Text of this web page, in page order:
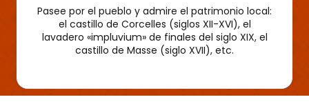
Pasee por el pueblo y admire el patrimonio local:
el castillo de Corcelles (siglos XII-XVI), el
lavadero «impluvium» de finales del siglo XIX, el
castillo de Masse (siglo XVII), etc.